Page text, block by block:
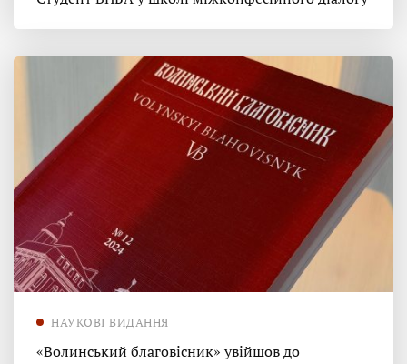
НАУКОВІ ВИДАННЯ
«Волинський благовісник» увійшов до